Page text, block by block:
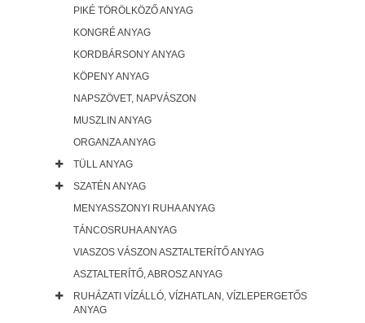
PIKÉ TÖRÖLKÖZŐ ANYAG
KONGRÉ ANYAG
KORDBÁRSONY ANYAG
KÖPENY ANYAG
NAPSZÖVET, NAPVÁSZON
MUSZLIN ANYAG
ORGANZA ANYAG
TÜLL ANYAG
SZATÉN ANYAG
MENYASSZONYI RUHA ANYAG
TÁNCOSRUHA ANYAG
VIASZOS VÁSZON ASZTALTERÍTŐ ANYAG
ASZTALTERÍTŐ, ABROSZ ANYAG
RUHÁZATI VÍZÁLLÓ, VÍZHATLAN, VÍZLEPERGETŐS
ANYAG